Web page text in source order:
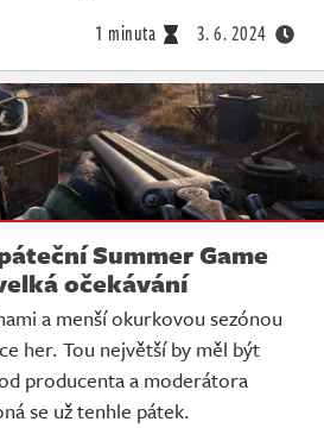
1 minuta 3. 6. 2024
Summer Game
očekávání
a menší okurkovou sezónou
her. Tou největší by měl být
producenta a moderátora
se už tenhle pátek.